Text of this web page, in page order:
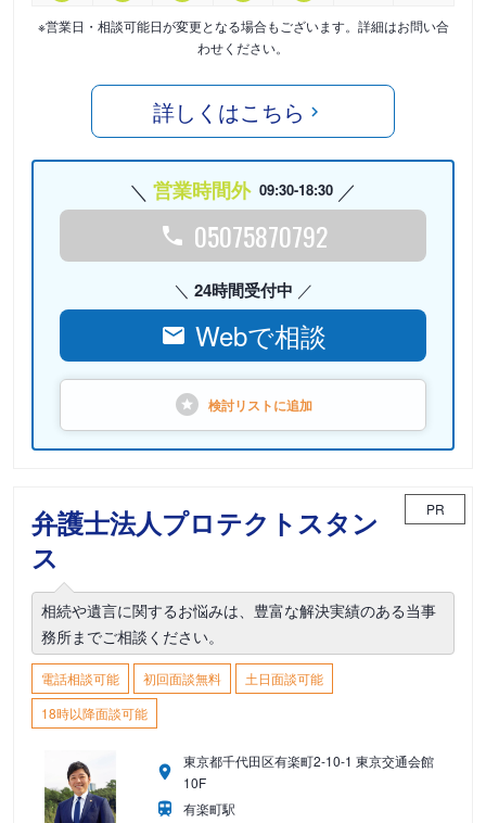
※営業日・相談可能日が変更となる場合もございます。詳細はお問い合
わせください。
詳しくはこちら
営業時間外 09:30-18:30
05075870792
24時間受付中
Webで相談
検討リストに追加
弁護士法人プロテクトスタン
ス
PR
相続や遺言に関するお悩みは、豊富な解決実績のある当事
務所までご相談ください。
電話相談可能 初回面談無料
土日面談可能
18時以降面談可能
東京都千代田区有楽町2-10-1 東京交通会館
10F
有楽町駅